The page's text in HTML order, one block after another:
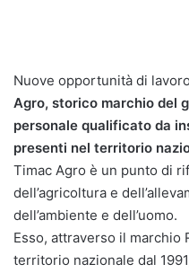
Nuove opportunità di
Agro, storico marchio del
personale qualificato da
presenti nel territorio
Timac Agro è un punto di
dell’agricoltura e
dell’ambiente e dell’uomo.
Esso, attraverso il marchio
territorio nazionale dal